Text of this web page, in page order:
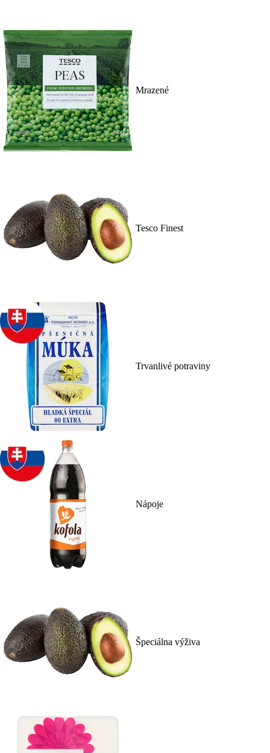
Mrazené
Tesco Finest
Trvanlivé potraviny
Nápoje
Špeciálna výživa